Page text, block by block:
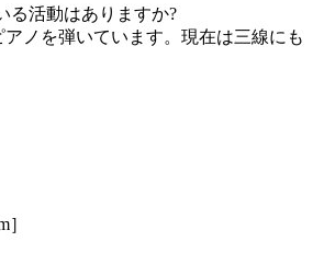
る活動はありますか?
ノを弾いています。現在は三線にも